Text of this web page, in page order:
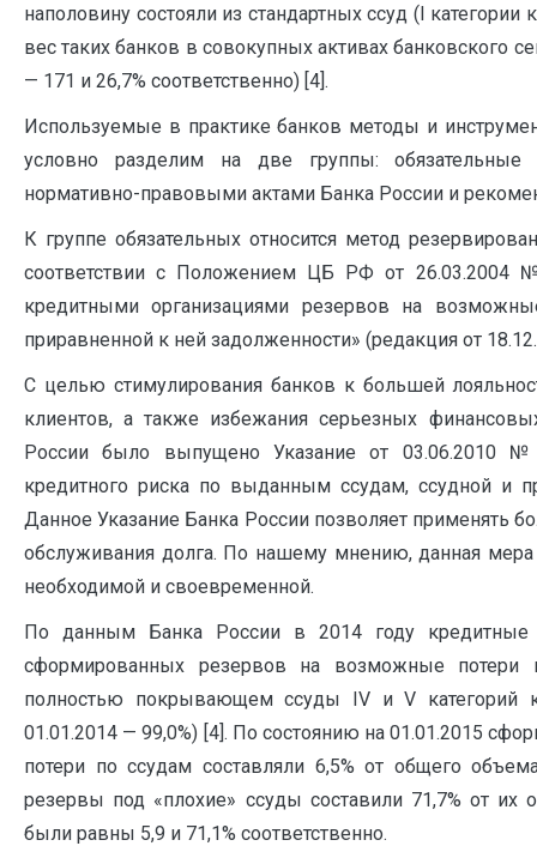
наполовину состояли из стандартных ссуд (I категории
вес таких банков в совокупных активах банковского
— 171 и 26,7% соответственно) [4].
Используемые в практике банков методы и
условно разделим на две группы:
нормативно-правовыми актами Банка России и
К группе обязательных относится метод
соответствии с Положением ЦБ РФ от 26.03.2004
кредитными организациями резервов на
приравненной к ней задолженности» (редакция от
С целью стимулирования банков к большей
клиентов, а также избежания серьезных
России было выпущено Указание от 03.06.2010
кредитного риска по выданным ссудам, ссудной и
Данное Указание Банка России позволяет применять
обслуживания долга. По нашему мнению, данная мера
необходимой и своевременной.
По данным Банка России в 2014 году кредитные
сформированных резервов на возможные потери
полностью покрывающем ссуды IV и V категорий
01.01.2014 — 99,0%) [4]. По состоянию на 01.01.2015
потери по ссудам составляли 6,5% от общего
резервы под «плохие» ссуды составили 71,7% от их
были равны 5,9 и 71,1% соответственно.